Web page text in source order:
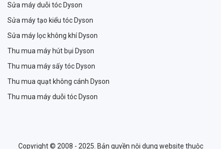
Sửa máy duỗi tóc Dyson
Sửa máy tạo kiểu tóc Dyson
Sửa máy lọc không khí Dyson
Thu mua máy hút bụi Dyson
Thu mua máy sấy tóc Dyson
Thu mua quạt không cánh Dyson
Thu mua máy duỗi tóc Dyson
Copyright © 2008 - 2025. Bản quyền nội dung website thuộc